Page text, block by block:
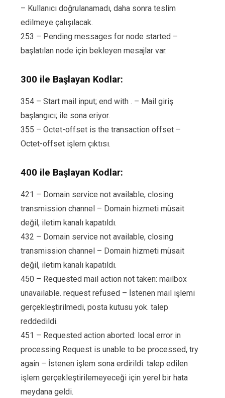
– Kullanıcı doğrulanamadı, daha sonra teslim
edilmeye çalışılacak.
253 – Pending messages for node started –
başlatılan node için bekleyen mesajlar var.
300 ile Başlayan Kodlar:
354 – Start mail input; end with . – Mail giriş
başlangıcı; ile sona eriyor.
355 – Octet-offset is the transaction offset –
Octet-offset işlem çıktısı.
400 ile Başlayan Kodlar:
421 – Domain service not available, closing
transmission channel – Domain hizmeti müsait
değil, iletim kanalı kapatıldı.
432 – Domain service not available, closing
transmission channel – Domain hizmeti müsait
değil, iletim kanalı kapatıldı.
450 – Requested mail action not taken: mailbox
unavailable. request refused – İstenen mail işlemi
gerçekleştirilmedi, posta kutusu yok. talep
reddedildi.
451 – Requested action aborted: local error in
processing Request is unable to be processed, try
again – İstenen işlem sona erdirildi: talep edilen
işlem gerçekleştirilemeyeceği için yerel bir hata
meydana geldi.